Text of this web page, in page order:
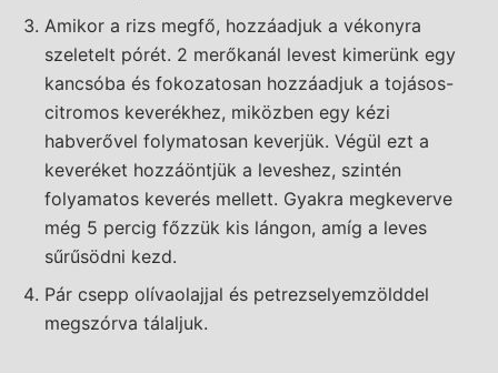
Amikor a rizs megfő, hozzáadjuk a vékonyra
szeletelt pórét. 2 merőkanál levest kimerünk egy
kancsóba és fokozatosan hozzáadjuk a tojásos-
citromos keverékhez, miközben egy kézi
habverővel folymatosan keverjük. Végül ezt a
keveréket hozzáöntjük a leveshez, szintén
folyamatos keverés mellett. Gyakra megkeverve
még 5 percig főzzük kis lángon, amíg a leves
sűrűsödni kezd.
Pár csepp olívaolajjal és petrezselyemzölddel
megszórva tálaljuk.